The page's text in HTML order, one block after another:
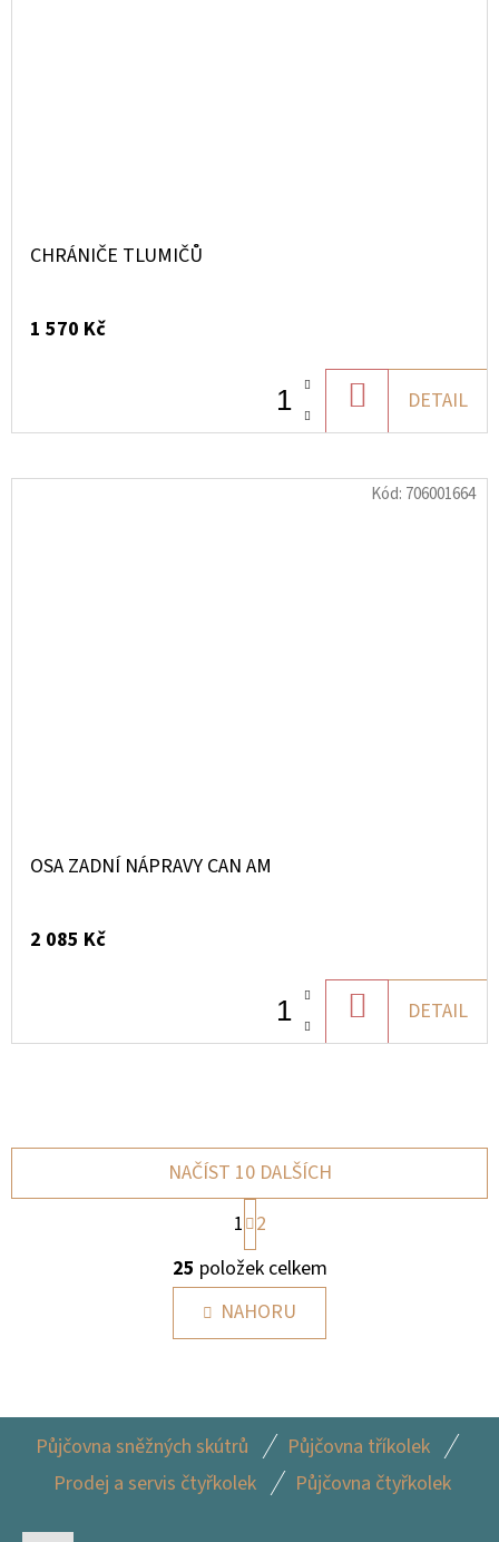
CHRÁNIČE TLUMIČŮ
1 570 Kč
KOŠÍKU
DETAIL
OSA ZADNÍ NÁPRAVY CAN AM
2 085 Kč
KOŠÍKU
DETAIL
Kód: 706001664
O
V
L
Á
C
P
NAČÍST 10 DALŠÍCH
S
T
R
Á
N
K
O
Í
1 2
25 položek celkem
NAHORU
Půjčovna sněžných skútrů
Půjčovna tříkolek
Prodej a servis čtyřkolek
Půjčovna čtyřkolek